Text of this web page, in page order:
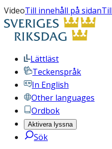
VideoTill innehåll på sidan
Lättläst
Teckenspråk
In English
Other languages
Ordbok
Aktivera lyssna
Sök